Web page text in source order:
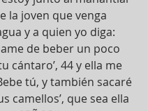
la joven que venga
y a quien yo diga:
de beber un poco
cántaro’, 44 y ella me
tú, y también sacaré
camellos’, que sea ella